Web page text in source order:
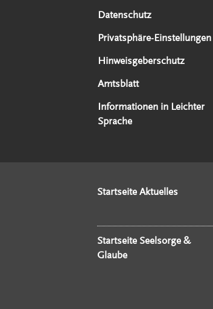
Datenschutz
Privatsphäre-Einstellungen
Hinweisgeberschutz
Amtsblatt
Informationen in Leichter
Sprache
Startseite Aktuelles
Startseite Seelsorge &
Glaube